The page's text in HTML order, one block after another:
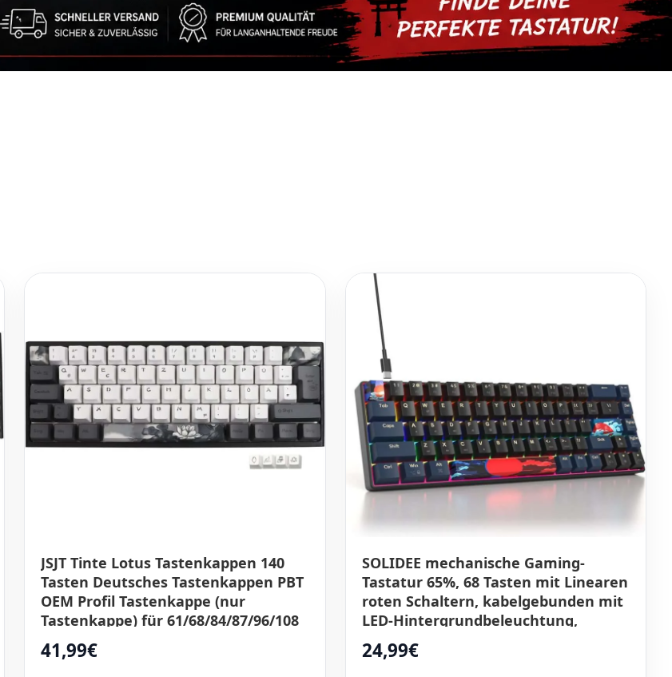
JSJT Tinte Lotus Tastenkappen 140
Tasten Deutsches Tastenkappen PBT
OEM Profil Tastenkappe (nur
Tastenkappe) für 61/68/84/87/96/108
Cherry MX Switches ANSI/ISO-Layout
Mechanische Tastaturen
41,99€
SOLIDEE mechanische Gaming-
Tastatur 65%, 68 Tasten mit Linearen
roten Schaltern, kabelgebunden mit
LED-Hintergrundbeleuchtung,
gemischtes Licht, kompakt (68 Black-
Blue)
24,99€